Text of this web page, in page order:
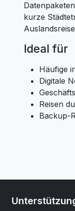
kurze
Ideal für
Häufige
Digitale
Reisen
Backup-